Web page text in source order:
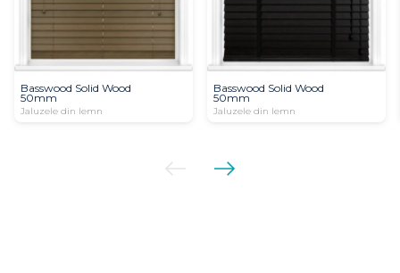
Basswood Solid Wood
50mm
Jaluzele din lemn
Basswood Solid Wood
50mm
Jaluzele din lemn